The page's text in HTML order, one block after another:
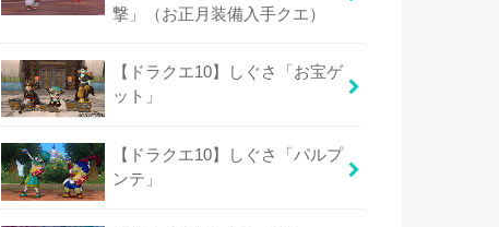
撃」（お正月装備入手クエ）
【ドラクエ10】しぐさ「お宝ゲ
ット」
【ドラクエ10】しぐさ「パルプ
ンテ」